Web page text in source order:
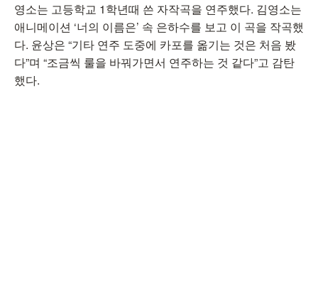
영소는 고등학교 1학년때 쓴 자작곡을 연주했다. 김영소는
애니메이션 ‘너의 이름은’ 속 은하수를 보고 이 곡을 작곡했
다. 윤상은 “기타 연주 도중에 카포를 옮기는 것은 처음 봤
다”며 “조금씩 룰을 바꿔가면서 연주하는 것 같다”고 감탄
했다.